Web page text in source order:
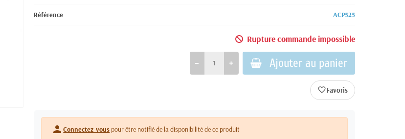
Référence ACP525
Rupture commande impossible
Ajouter au panier
favorite_border
personConnectez-vous pour être notifié de la disponibilité de ce produit